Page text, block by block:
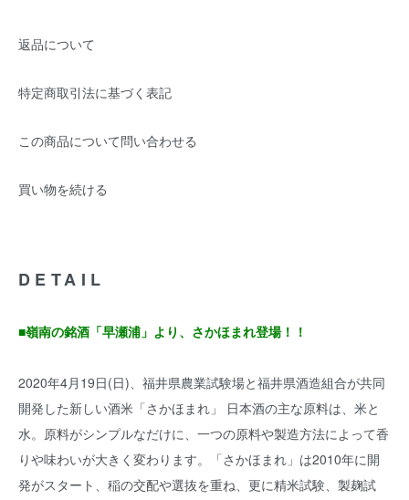
返品について
特定商取引法に基づく表記
この商品について問い合わせる
買い物を続ける
DETAIL
■嶺南の銘酒「早瀬浦」より、さかほまれ登場！！
2020年4月19日(日)、福井県農業試験場と福井県酒造組合が共同
開発した新しい酒米「さかほまれ」 日本酒の主な原料は、米と
水。原料がシンプルなだけに、一つの原料や製造方法によって香
りや味わいが大きく変わります。「さかほまれ」は2010年に開
発がスタート、稲の交配や選抜を重ね、更に精米試験、製麹試